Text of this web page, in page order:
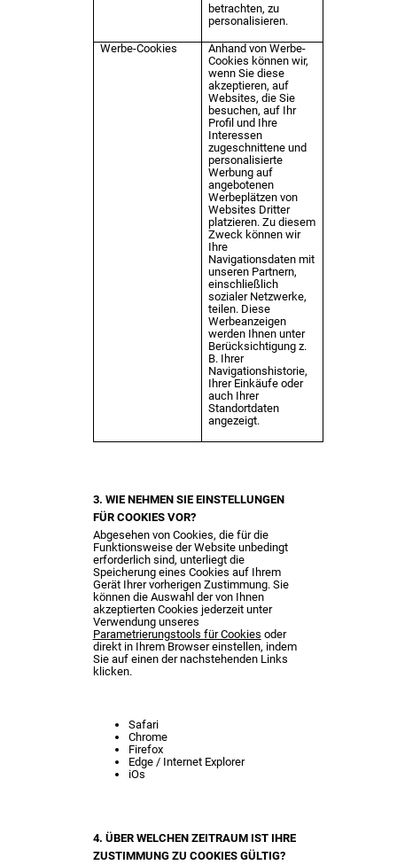
betrachten, zu
personalisieren.
Werbe-Cookies
Anhand von Werbe-
Cookies können wir,
wenn Sie diese
akzeptieren, auf
Websites, die Sie
besuchen, auf Ihr
Profil und Ihre
Interessen
zugeschnittene und
personalisierte
Werbung auf
angebotenen
Werbeplätzen von
Websites Dritter
platzieren. Zu diesem
Zweck können wir
Ihre
Navigationsdaten mit
unseren Partnern,
einschließlich
sozialer Netzwerke,
teilen. Diese
Werbeanzeigen
werden Ihnen unter
Berücksichtigung z.
B. Ihrer
Navigationshistorie,
Ihrer Einkäufe oder
auch Ihrer
Standortdaten
angezeigt.
3. WIE NEHMEN SIE EINSTELLUNGEN
FÜR COOKIES VOR?
Abgesehen von Cookies, die für die
Funktionsweise der Website unbedingt
erforderlich sind, unterliegt die
Speicherung eines Cookies auf Ihrem
Gerät Ihrer vorherigen Zustimmung. Sie
können die Auswahl der von Ihnen
akzeptierten Cookies jederzeit unter
Verwendung unseres
Parametrierungstools für Cookies oder
direkt in Ihrem Browser einstellen, indem
Sie auf einen der nachstehenden Links
klicken.
Safari
Chrome
Firefox
Edge / Internet Explorer
iOs
4. ÜBER WELCHEN ZEITRAUM IST IHRE
ZUSTIMMUNG ZU COOKIES GÜLTIG?